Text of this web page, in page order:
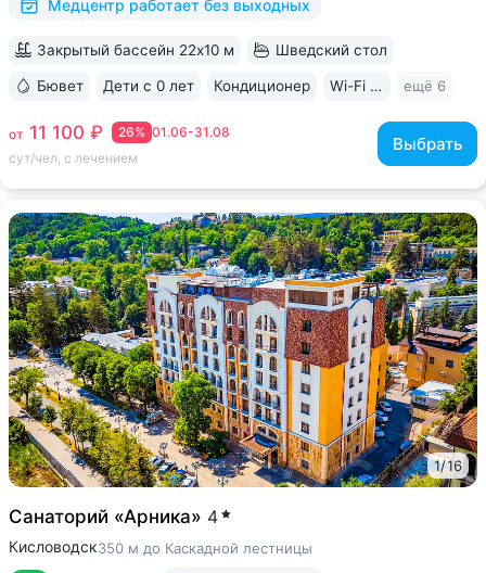
Медцентр работает без выходных
01.06-31.08
26%
от 11 100 ₽
сут/чел, с лечением
Выбрать
Закрытый бассейн 22х10 м Шведский стол
Бювет Дети с 0 лет Кондиционер Wi-Fi в номерах ещё 6
1/16
Санаторий «Арника» 4
Кисловодск350 м до Каскадной лестницы